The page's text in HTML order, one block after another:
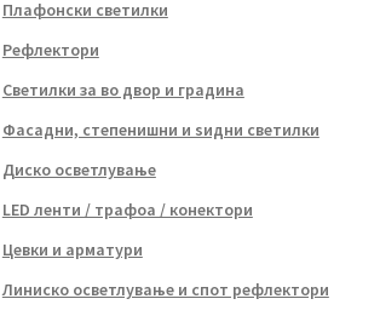
Плафонски светилки
Рефлектори
Светилки за во двор и градина
Фасадни, степенишни и ѕидни светилки
Диско осветлување
LED ленти / трафоа / конектори
Цевки и арматури
Линиско осветлување и спот рефлектори